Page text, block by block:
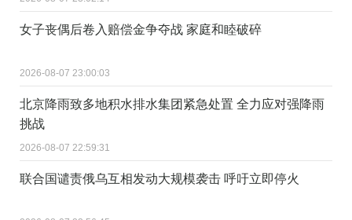
女子丧偶后卷入赔偿金争夺战 家庭和睦破碎
2026-08-07 23:00:03
北京降雨致多地积水排水集团紧急处置 全力应对强降雨
挑战
2026-08-07 22:59:31
联合国谴责俄乌互相发动大规模袭击 呼吁立即停火